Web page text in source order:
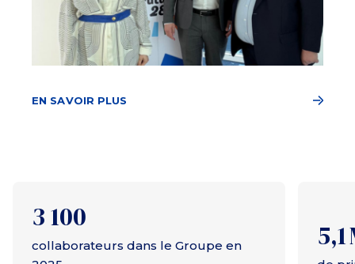
EN SAVOIR PLUS
3 100
collaborateurs dans le Groupe en
5,1